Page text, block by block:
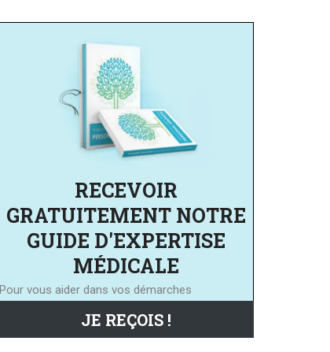
RECEVOIR
GRATUITEMENT NOTRE
GUIDE D'EXPERTISE
MÉDICALE
Pour vous aider dans vos démarches
JE REÇOIS !